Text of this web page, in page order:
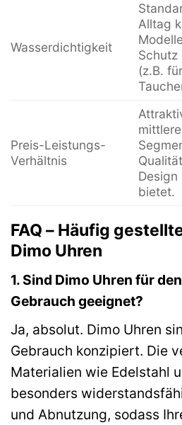
Wasserdichtigkeit
Alltag
Schutz
(z.B.
Preis-Leistungs-
Verhältnis
Design
bietet.
FAQ – Häufig
Dimo Uhren
1. Sind Dimo Uhren für
Gebrauch geeignet?
Ja, absolut. Dimo Uhren
Gebrauch konzipiert. Die
Materialien wie Edelstahl
besonders
und Abnutzung, sodass